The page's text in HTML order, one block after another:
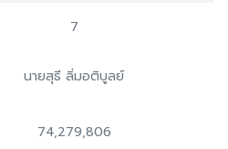
7
นายสุธี ลิ่มอติบูลย์
74,279,806